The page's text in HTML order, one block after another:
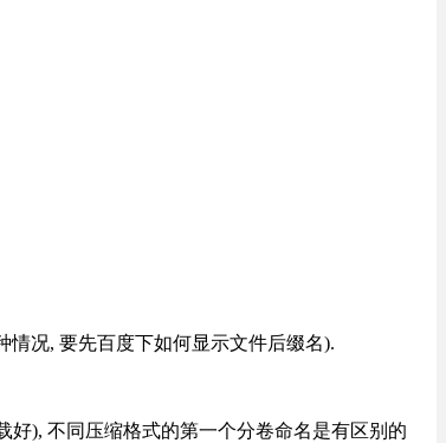
情况, 要先百度下如何显示文件后缀名).
), 不同压缩格式的第一个分卷命名是有区别的